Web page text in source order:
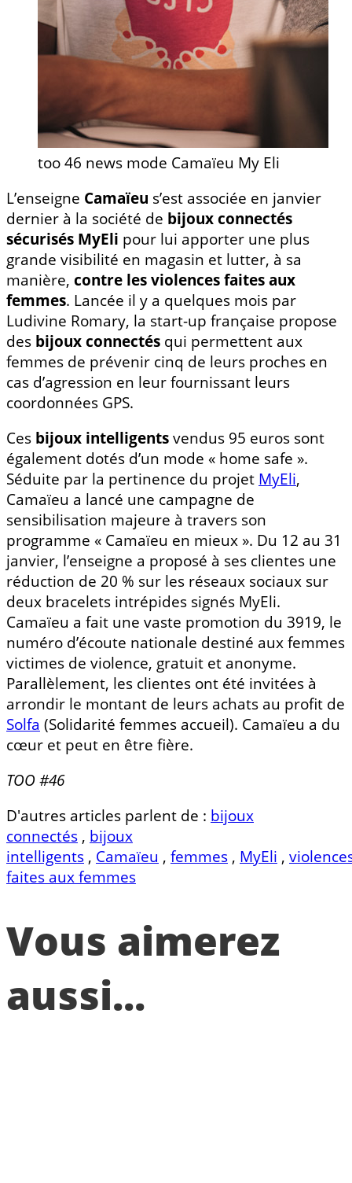
too 46 news mode Camaïeu My Eli
L’enseigne Camaïeu s’est associée en janvier
dernier à la société de bijoux connectés
sécurisés MyEli pour lui apporter une plus
grande visibilité en magasin et lutter, à sa
manière, contre les violences faites aux
femmes. Lancée il y a quelques mois par
Ludivine Romary, la start-up française propose
des bijoux connectés qui permettent aux
femmes de prévenir cinq de leurs proches en
cas d’agression en leur fournissant leurs
coordonnées GPS.
Ces bijoux intelligentsvendus 95 euros sont
également dotés d’un mode « home safe ».
Séduite par la pertinence du projet MyEli,
Camaïeu a lancé une campagne de
sensibilisation majeure à travers son
programme « Camaïeu en mieux ». Du 12 au 31
janvier, l’enseigne a proposé à ses clientes une
réduction de 20 % sur les réseaux sociaux sur
deux bracelets intrépides signés MyEli.
Camaïeu a fait une vaste promotion du 3919, le
numéro d’écoute nationale destiné aux femmes
victimes de violence, gratuit et anonyme.
Parallèlement, les clientes ont été invitées à
arrondir le montant de leurs achats au profit de
Solfa (Solidarité femmes accueil). Camaïeu a du
cœur et peut en être fière.
TOO #46
D'autres articles parlent de : bijoux
connectés , bijoux
intelligents , Camaïeu , femmes , MyEli ,
faites aux femmes
Vous aimerez
aussi...